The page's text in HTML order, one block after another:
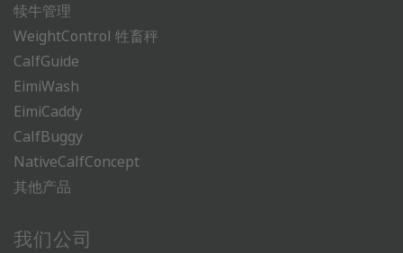
犊牛管理
WeightControl 牲畜秤
CalfGuide
EimiWash
EimiCaddy
CalfBuggy
NativeCalfConcept
其他产品
我们公司